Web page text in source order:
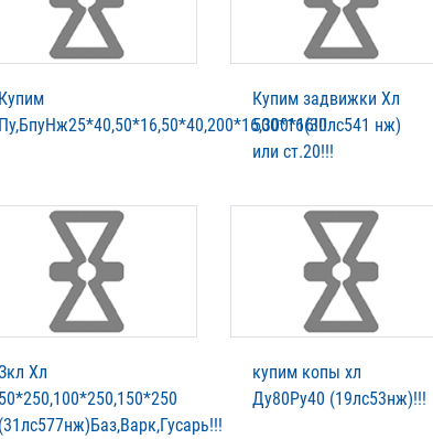
Купим
Пу,БпуНж25*40,50*16,50*40,200*16,300*16!!!
Купим задвижки Хл
500*16(30лс541 нж)
или ст.20!!!
Хл
50*250,100*250,150*250
(31лс577нж)Баз,Варк,Гусарь!!!
купим копы хл
Ду80Ру40 (19лс53нж)!!!